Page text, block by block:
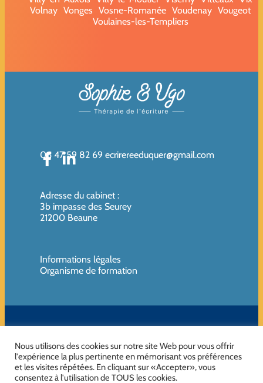
Volnay Vonges Vosne-Romanée Voudenay Vougeot
Voulaines-les-Templiers
06 47 59 82 69 ecrirereeduquer@gmail.com
Adresse du cabinet :
3b impasse des Seurey
21200 Beaune
Informations légales
Organisme de formation
Nous utilisons des cookies sur notre site Web pour vous offrir
l'expérience la plus pertinente en mémorisant vos préférences
et les visites répétées. En cliquant sur «Accepter», vous
consentez à l'utilisation de TOUS les cookies.